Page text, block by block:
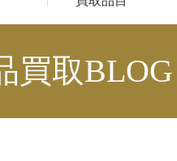
買取BLOG